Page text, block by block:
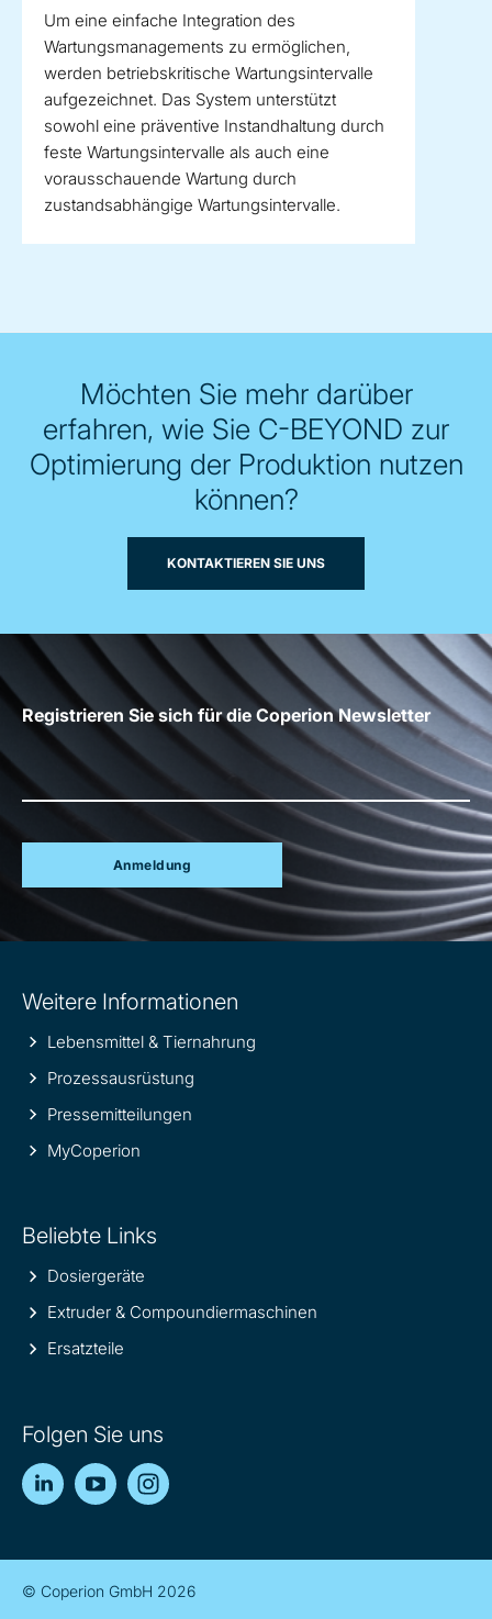
Um eine einfache Integration des
Wartungsmanagements zu ermöglichen,
werden betriebskritische Wartungsintervalle
aufgezeichnet. Das System unterstützt
sowohl eine präventive Instandhaltung durch
feste Wartungsintervalle als auch eine
vorausschauende Wartung durch
zustandsabhängige Wartungsintervalle.
Möchten Sie mehr darüber
erfahren, wie Sie C-BEYOND zur
Optimierung der Produktion nutzen
können?
KONTAKTIEREN SIE UNS
Registrieren Sie sich für die Coperion Newsletter
Anmeldung
information
Weitere Informationen
Lebensmittel & Tiernahrung
Prozessausrüstung
Pressemitteilungen
MyCoperion
Beliebte Links
Dosiergeräte
Extruder & Compoundiermaschinen
Ersatzteile
Folgen Sie uns
LinkedInYouTube
© Coperion GmbH 2026